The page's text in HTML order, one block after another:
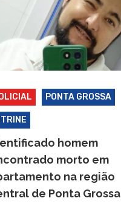
PONTA GROSSA
homem
morto em
na região
de Ponta Grossa